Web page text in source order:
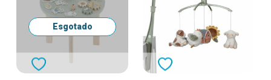
Esgotado